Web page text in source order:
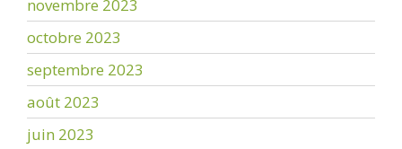
novembre 2023
octobre 2023
septembre 2023
août 2023
juin 2023